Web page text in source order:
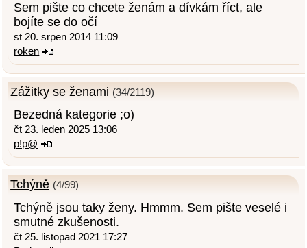
Sem pište co chcete ženám a dívkám říct, ale
bojíte se do očí
st 20. srpen 2014 11:09
roken
Zážitky se ženami (34/2119)
Bezedná kategorie ;o)
čt 23. leden 2025 13:06
p!p@
Tchýně (4/99)
Tchýně jsou taky ženy. Hmmm. Sem pište veselé i
smutné zkušenosti.
čt 25. listopad 2021 17:27